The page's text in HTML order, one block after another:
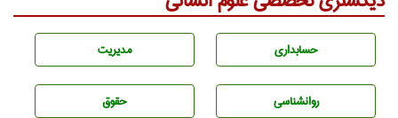
حسابداری مديريت
روانشناسی حقوق